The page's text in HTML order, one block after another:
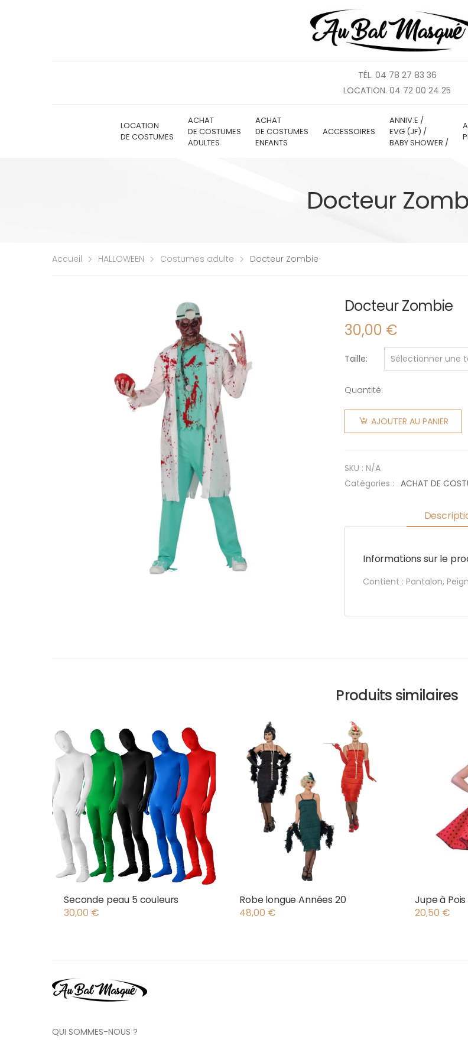
TÉL. 04 78 27 83 36
LOCATION. 04 72 00 24 25
LOCATION
DE COSTUMES
ACHAT
DE COSTUMES
ADULTES
ACHAT
DE COSTUMES
ENFANTS
ACCESSOIRES
ANNIV.E /
EVG (JF) /
BABY SHOWER /
Docteur
Accueil HALLOWEEN Costumes adulte Docteur Zombie
Docteur Zombie
30,00 €
Taille
Quantité:
quantité
de
Docteur
AJOUTER AU PANIER
SKU : N/A
Catégories : ACHAT DE
Informations sur le
Contient : Pantalon,
Produits similaires
Seconde peau 5 couleurs
30,00 €
Robe longue Années 20
48,00 €
Jupe à
20,50 €
QUI SOMMES-NOUS ?